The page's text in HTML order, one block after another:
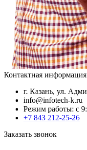
Контактная информация
г. Казань, ул.
info@infotech-k.ru
Режим работы: с
+7 843 212-25-26
Заказать звонок